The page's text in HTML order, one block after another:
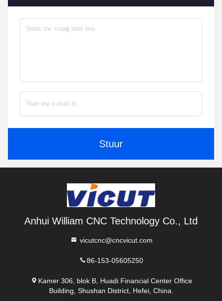
Stuur
Anhui William CNC Technology Co., Ltd
vicutcnc@cncvicut.com
86-153-05605250
Kamer 306, blok B, Huadi Financial Center Office
Building, Shushan District, Hefei, China.